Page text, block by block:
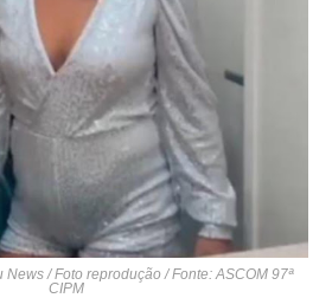
/ Foto reprodução / Fonte: ASCOM 97ª
CIPM